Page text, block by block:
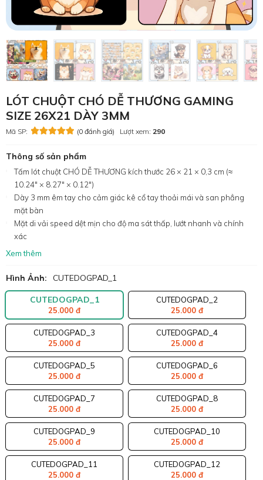
LÓT CHUỘT CHÓ DỄ THƯƠNG GAMING
SIZE 26X21 DÀY 3MM
Mã SP: (0 đánh giá) Lượt xem: 290
Thông số sản phẩm
Tấm lót chuột CHÓ DỄ THƯƠNG kích thước 26 × 21 × 0,3 cm (≈
10.24″ × 8.27″ × 0.12″)
Dày 3 mm êm tay cho cảm giác kê cổ tay thoải mái và san phẳng
mặt bàn
Mặt di vải speed dệt mịn cho độ ma sát thấp, lướt nhanh và chính
xác
Xem thêm
Hình Ảnh: CUTEDOGPAD_1
CUTEDOGPAD_1
25.000 đ
CUTEDOGPAD_2
25.000 đ
CUTEDOGPAD_3
25.000 đ
CUTEDOGPAD_4
25.000 đ
CUTEDOGPAD_5
25.000 đ
CUTEDOGPAD_6
25.000 đ
CUTEDOGPAD_7
25.000 đ
CUTEDOGPAD_8
25.000 đ
CUTEDOGPAD_9
25.000 đ
CUTEDOGPAD_10
25.000 đ
CUTEDOGPAD_11
25.000 đ
CUTEDOGPAD_12
25.000 đ